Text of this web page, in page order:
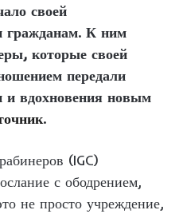
своей
гражданам. К ним
которые своей
передали
и вдохновения новым
.
(IGC)
с ободрением,
не просто учреждение,